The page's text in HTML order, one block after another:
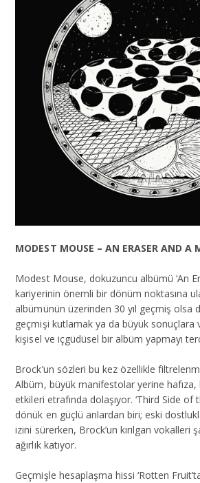
MODEST MOUSE – AN ERASER AND A
Modest Mouse, dokuzuncu albümü ‘An
kariyerinin önemli bir dönüm noktasına
albümünün üzerinden 30 yıl geçmiş olsa
geçmişi kutlamak ya da büyük sonuçlara
kişisel ve içgüdüsel bir albüm yapmayı
Brock’un sözleri bu kez özellikle
Albüm, büyük manifestolar yerine hafıza,
etkileri etrafında dolaşıyor. ‘Third Side of
dönük en güçlü anlardan biri; eski
izini sürerken, Brock’un kırılgan vokalleri
ağırlık katıyor.
Geçmişle hesaplaşma hissi ‘Rotten